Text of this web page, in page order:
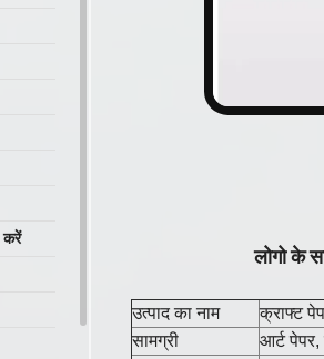
करें
लोगो के
उत्पाद का नाम
क्राफ्ट
सामग्री
आर्ट